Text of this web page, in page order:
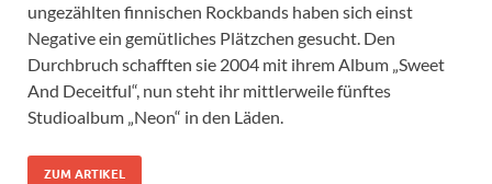
ungezählten finnischen Rockbands haben sich einst
Negative ein gemütliches Plätzchen gesucht. Den
Durchbruch schafften sie 2004 mit ihrem Album „Sweet
And Deceitful“, nun steht ihr mittlerweile fünftes
Studioalbum „Neon“ in den Läden.
ZUM ARTIKEL